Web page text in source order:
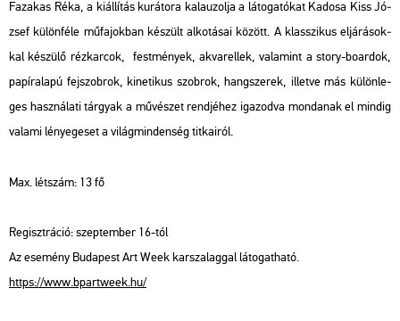
Fa­za­kas Réka, a ki­ál­lí­tás ku­rá­to­ra ka­la­u­zol­ja a lá­to­ga­tó­kat Ka­do­sa Kiss Jó­
zsef kü­lön­fé­le mű­fa­jok­ban ké­szült al­ko­tá­sai kö­zött. A klasszi­kus el­já­rá­sok­
kal ké­szü­lő réz­kar­cok, fest­mé­nyek, ak­va­rel­lek, va­la­mint a story-boar­dok,
pa­pír­ala­pú fej­szob­rok, ki­ne­ti­kus szob­rok, hang­sze­rek, il­let­ve más kü­lön­le­
ges hasz­ná­la­ti tár­gyak a mű­vé­szet rend­jé­hez iga­zod­va mon­da­nak el min­dig
va­la­mi lé­nye­ge­set a vi­lág­min­den­ség tit­ka­i­ról.
Max. lét­szám: 13 fő
Re­giszt­rá­ció: szep­tem­ber 16-tól
Az ese­mény Bu­da­pest Art Week kar­sza­lag­gal lá­to­gat­ha­tó.
https://​www.​bpart­week.​hu/